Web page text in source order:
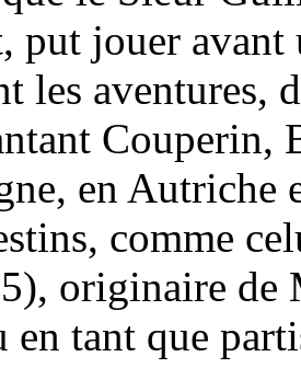
put jouer avant
les aventures,
Couperin,
en Autriche
comme
originaire de
en tant que